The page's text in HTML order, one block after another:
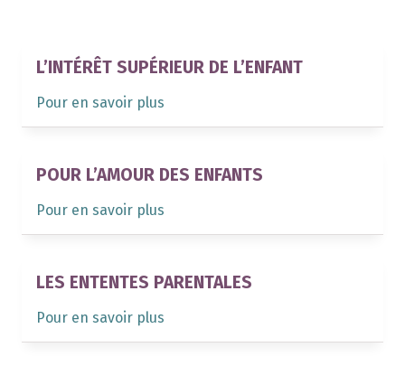
L’INTÉRÊT SUPÉRIEUR DE L’ENFANT
Pour en savoir plus
POUR L’AMOUR DES ENFANTS
Pour en savoir plus
LES ENTENTES PARENTALES
Pour en savoir plus